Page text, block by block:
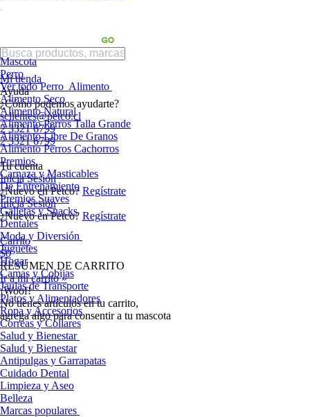
Mi tienda
Ayuda
¿Cómo podemos ayudarte?
sclientes@petco.cl
2 3321 6799
2 3321 6799
Tu cuenta
Inicia Sesión
¿Nuevo en Petco? Regístrate
Inicia Sesión
¿Nuevo en Petco? Regístrate
Carrito
$0
RESUMEN DE CARRITO
Ir a mi carrito »
¡Woof!
No tíenes artículos en tu carrito,
agrega algo para consentir a tu mascota
Mascota
Perro
Ver todo Perro Alimento
Alimento Seco
Alimento Natural
Alimento Perros Talla Grande
Alimento Libre De Granos
Alimento Perros Cachorros
Premios
Carnaza y Masticables
De Entrenamiento
Premios Suaves
Galletas y Snacks
Dentales
Moda y Diversión
Juguetes
Hogar
Camas y Cobijas
Jaulas de Transporte
Platos y Alimentadores
Ropa y Accesorios
Correas y Collares
Salud y Bienestar
Salud y Bienestar
Antipulgas y Garrapatas
Cuidado Dental
Limpieza y Aseo
Belleza
Marcas populares